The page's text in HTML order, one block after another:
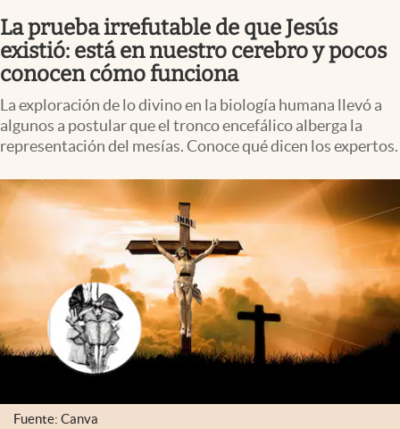
Pc y celular
Vida y estilo
Tv
Clima
Espiritualidad
abre en nueva pestaña
México
La prueba irrefutable de que Jesús
existió: está en nuestro cerebro y pocos
conocen cómo funciona
La exploración de lo divino en la biología humana llevó a
algunos a postular que el tronco encefálico alberga la
representación del mesías. Conoce qué dicen los expertos.
Fuente: Canva